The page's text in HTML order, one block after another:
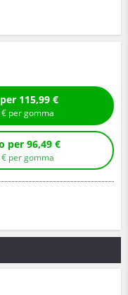
Compra con montaggio per 115,99 €
€ per gomma
Compra senza montaggio per 96,49 €
€ per gomma